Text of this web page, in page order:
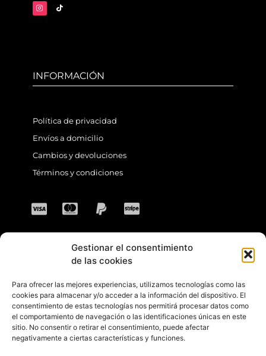
Gestionar el consentimiento
de las cookies
Para ofrecer las mejores experiencias, utilizamos tecnologías como las
cookies para almacenar y/o acceder a la información del dispositivo. El
consentimiento de estas tecnologías nos permitirá procesar datos como
el comportamiento de navegación o las identificaciones únicas en este
sitio. No consentir o retirar el consentimiento, puede afectar
negativamente a ciertas características y funciones.
INFORMACIÓN
Política de privacidad
Envíos a domicilio
Cambios y devoluciones
Términos y condiciones
CONTACTO
Dirección: C. Sta. María Magdalena, 14,
41701 Dos Hermanas, Sevilla, España
Teléfono +34 694 46 69 91